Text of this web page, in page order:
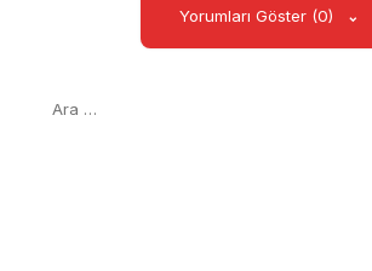
Yorumları Göster (0)